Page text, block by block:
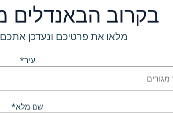
בקרוב הבאנדלים
מלאו את פרטיכם ונעדכן
עיר*
שם מלא*